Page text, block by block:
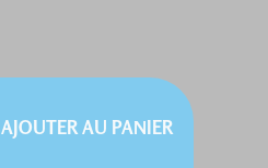
AJOUTER AU PANIER